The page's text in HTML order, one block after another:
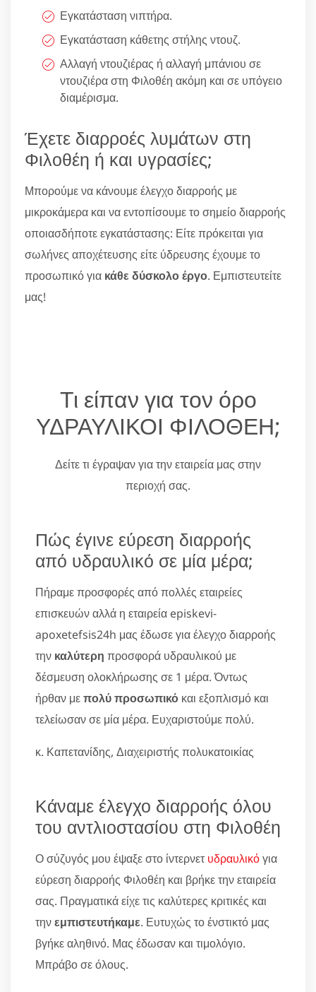
Εγκατάσταση νιπτήρα.
Εγκατάσταση κάθετης στήλης ντουζ.
Αλλαγή ντουζιέρας ή αλλαγή μπάνιου σε
ντουζιέρα στη Φιλοθέη ακόμη και σε υπόγειο
διαμέρισμα.
Έχετε διαρροές λυμάτων στη
Φιλοθέη ή και υγρασίες;
Μπορούμε να κάνουμε έλεγχο διαρροής με
μικροκάμερα και να εντοπίσουμε το σημείο διαρροής
οποιασδήποτε εγκατάστασης: Είτε πρόκειται για
σωλήνες αποχέτευσης είτε ύδρευσης έχουμε το
προσωπικό για κάθε δύσκολο έργο. Εμπιστευτείτε
μας!
Τι είπαν για τον όρο
ΥΔΡΑΥΛΙΚΟΙ ΦΙΛΟΘΕΗ;
Δείτε τι έγραψαν για την εταιρεία μας στην
περιοχή σας.
Πώς έγινε εύρεση διαρροής
από υδραυλικό σε μία μέρα;
Πήραμε προσφορές από πολλές εταιρείες
επισκευών αλλά η εταιρεία episkevi-
apoxetefsis24h μας έδωσε για έλεγχο διαρροής
την καλύτερη προσφορά υδραυλικού με
δέσμευση ολοκλήρωσης σε 1 μέρα. Όντως
ήρθαν μεπολύ προσωπικό και εξοπλισμό και
τελείωσαν σε μία μέρα. Ευχαριστούμε πολύ.
κ. Καπετανίδης, Διαχειριστής πολυκατοικίας
Κάναμε έλεγχο διαρροής όλου
του αντλιοστασίου στη Φιλοθέη
Ο σύζυγός μου έψαξε στο ίντερνετυδραυλικόγια
εύρεση διαρροής Φιλοθέη και βρήκε την εταιρεία
σας. Πραγματικά είχε τις καλύτερες κριτικές και
τηνεμπιστευτήκαμε. Ευτυχώς το ένστικτό μας
βγήκε αληθινό. Μας έδωσαν και τιμολόγιο.
Μπράβο σε όλους.